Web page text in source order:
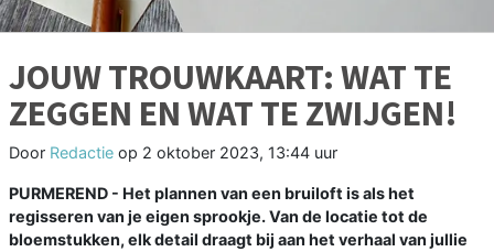
JOUW TROUWKAART: WAT TE
ZEGGEN EN WAT TE ZWIJGEN!
Door Redactie op 2 oktober 2023, 13:44 uur
PURMEREND - Het plannen van een bruiloft is als het
regisseren van je eigen sprookje. Van de locatie tot de
bloemstukken, elk detail draagt bij aan het verhaal van jullie